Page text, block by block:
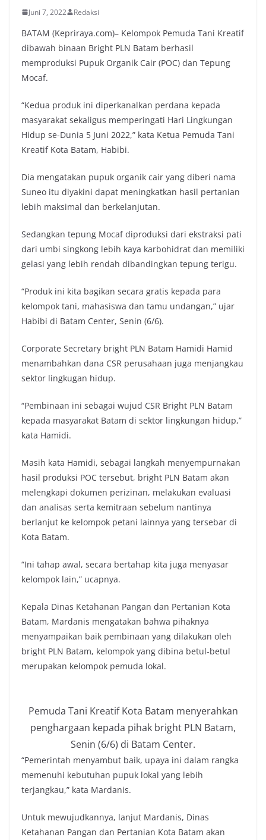
Juni 7, 2022 Redaksi
BATAM (Kepriraya.com)– Kelompok Pemuda Tani Kreatif
dibawah binaan Bright PLN Batam berhasil
memproduksi Pupuk Organik Cair (POC) dan Tepung
Mocaf.
“Kedua produk ini diperkanalkan perdana kepada
masyarakat sekaligus memperingati Hari Lingkungan
Hidup se-Dunia 5 Juni 2022,” kata Ketua Pemuda Tani
Kreatif Kota Batam, Habibi.
Dia mengatakan pupuk organik cair yang diberi nama
Suneo itu diyakini dapat meningkatkan hasil pertanian
lebih maksimal dan berkelanjutan.
Sedangkan tepung Mocaf diproduksi dari ekstraksi pati
dari umbi singkong lebih kaya karbohidrat dan memiliki
gelasi yang lebih rendah dibandingkan tepung terigu.
“Produk ini kita bagikan secara gratis kepada para
kelompok tani, mahasiswa dan tamu undangan,” ujar
Habibi di Batam Center, Senin (6/6).
Corporate Secretary bright PLN Batam Hamidi Hamid
menambahkan dana CSR perusahaan juga menjangkau
sektor lingkugan hidup.
“Pembinaan ini sebagai wujud CSR Bright PLN Batam
kepada masyarakat Batam di sektor lingkungan hidup,”
kata Hamidi.
Masih kata Hamidi, sebagai langkah menyempurnakan
hasil produksi POC tersebut, bright PLN Batam akan
melengkapi dokumen perizinan, melakukan evaluasi
dan analisas serta kemitraan sebelum nantinya
berlanjut ke kelompok petani lainnya yang tersebar di
Kota Batam.
“Ini tahap awal, secara bertahap kita juga menyasar
kelompok lain,” ucapnya.
Kepala Dinas Ketahanan Pangan dan Pertanian Kota
Batam, Mardanis mengatakan bahwa pihaknya
menyampaikan baik pembinaan yang dilakukan oleh
bright PLN Batam, kelompok yang dibina betul-betul
merupakan kelompok pemuda lokal.
Pemuda Tani Kreatif Kota Batam menyerahkan
penghargaan kepada pihak bright PLN Batam,
Senin (6/6) di Batam Center.
“Pemerintah menyambut baik, upaya ini dalam rangka
memenuhi kebutuhan pupuk lokal yang lebih
terjangkau,” kata Mardanis.
Untuk mewujudkannya, lanjut Mardanis, Dinas
Ketahanan Pangan dan Pertanian Kota Batam akan